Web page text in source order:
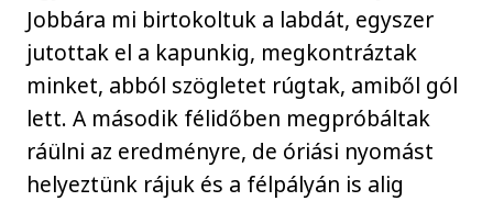
Jobbára mi birtokoltuk a labdát, egyszer
jutottak el a kapunkig, megkontráztak
minket, abból szögletet rúgtak, amiből gól
lett. A második félidőben megpróbáltak
ráülni az eredményre, de óriási nyomást
helyeztünk rájuk és a félpályán is alig